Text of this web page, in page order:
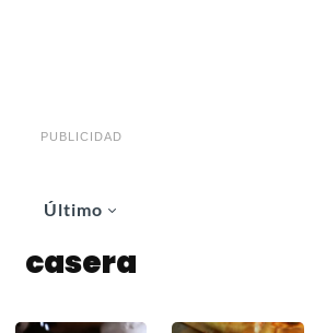
PUBLICIDAD
Último
casera